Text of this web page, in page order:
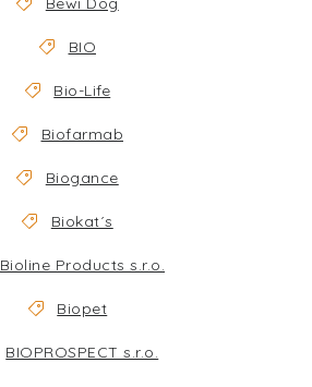
BIO
Bio-Life
Biofarmab
Biogance
Biokat´s
Bioline Products s.r.o.
Biopet
BIOPROSPECT s.r.o.